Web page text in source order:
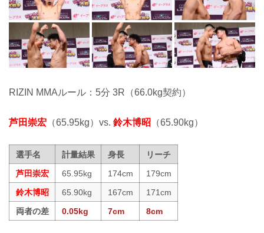
RIZIN MMAルール：5分 3R（66.0kg契約）
芦田崇宏 （65.95kg）vs. 鈴木博昭 （65.90kg）
選手名 計量結果 身長
リーチ
芦田崇宏
65.95kg 174cm
179cm
鈴木博昭
65.90kg 167cm
171cm
両者の差
0.05kg 7cm 8cm